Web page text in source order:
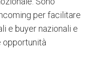
per facilitare
e buyer nazionali e
opportunità